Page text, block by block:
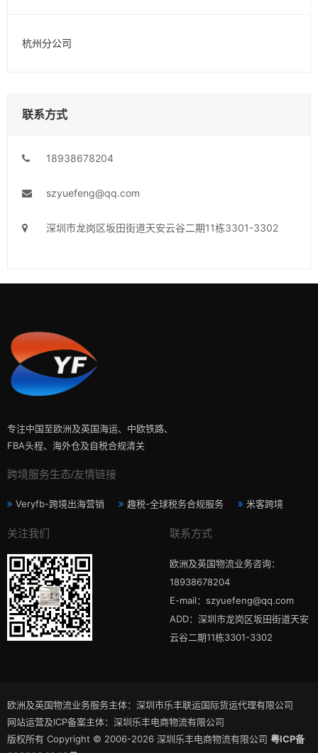
杭州分公司
联系方式
18938678204
szyuefeng@qq.com
深圳市龙岗区坂田街道天安云谷二期11栋3301-3302
专注中国至欧洲及英国海运、中欧铁路、
FBA头程、海外仓及自税合规清关
跨境服务生态/友情链接
Veryfb-跨境出海营销 趣税-全球税务合规服务 米客跨境
关注我们 联系方式
欧洲及英国物流业务咨询：
18938678204
E-mail：szyuefeng@qq.com
ADD：深圳市龙岗区坂田街道天安
云谷二期11栋3301-3302
欧洲及英国物流业务服务主体：深圳市乐丰联运国际货运代理有限公司
网站运营及ICP备案主体：深圳乐丰电商物流有限公司
版权所有 Copyright © 2006-2026 深圳乐丰电商物流有限公司 粤ICP备